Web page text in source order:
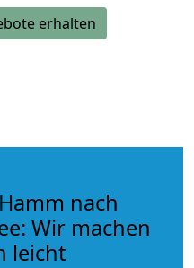
erhalten
nach
Wir machen
leicht